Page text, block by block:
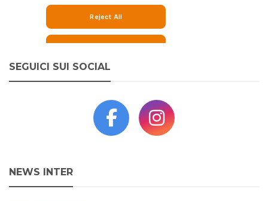
SEGUICI SUI SOCIAL
NEWS INTER